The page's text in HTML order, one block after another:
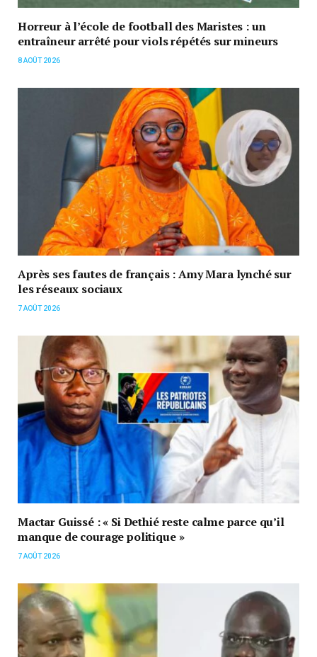
Horreur à l’école de football des Maristes : un
entraîneur arrêté pour viols répétés sur mineurs
8 AOÛT 2026
Après ses fautes de français : Amy Mara lynché sur
les réseaux sociaux
7 AOÛT 2026
Mactar Guissé : « Si Dethié reste calme parce qu’il
manque de courage politique »
7 AOÛT 2026